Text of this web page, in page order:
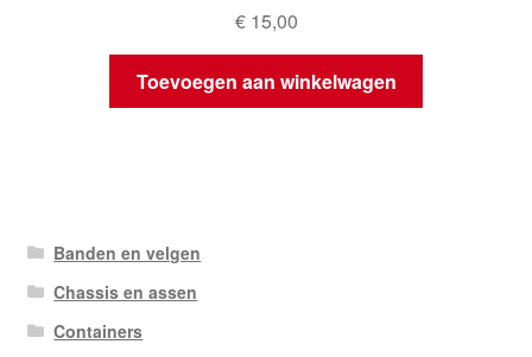
€15,00
Toevoegen aan winkelwagen
Banden en velgen
Chassis en assen
Containers